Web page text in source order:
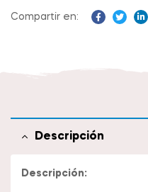
Compartir en:
Descripción
Descripción: